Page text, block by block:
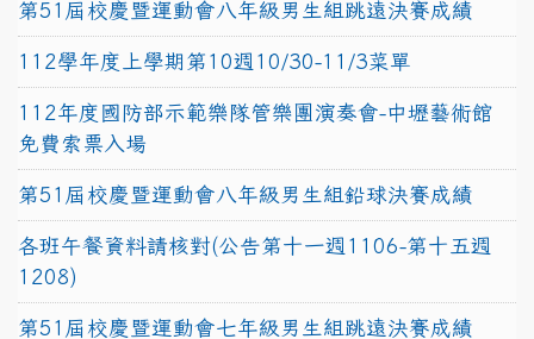
第51屆校慶暨運動會八年級男生組跳遠決賽成績
112學年度上學期第10週10/30-11/3菜單
112年度國防部示範樂隊管樂團演奏會-中壢藝術館
免費索票入場
第51屆校慶暨運動會八年級男生組鉛球決賽成績
各班午餐資料請核對(公告第十一週1106-第十五週
1208)
第51屆校慶暨運動會七年級男生組跳遠決賽成績